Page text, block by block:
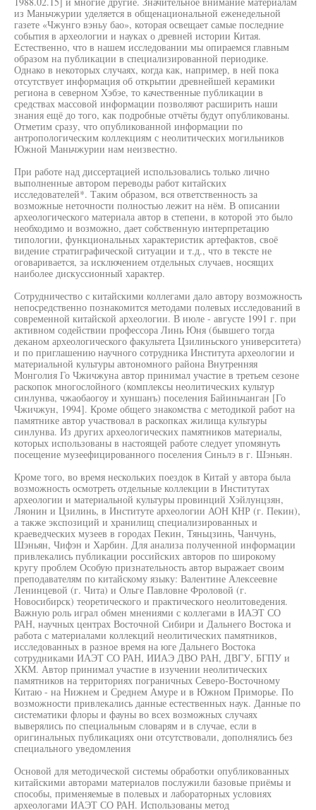
из Маньчжурии уделяется в общенациональной еженедельной
газете «Чжунго вэньу бао», которая освещает самые последние
события в археологии и науках о древней истории Китая.
Естественно, что в нашем исследовании мы опираемся главным
образом на публикации в специализированной периодике.
Однако в некоторых случаях, когда как, например, в ней пока
отсутствует информация об открытии древнейшей керамики
региона в северном Хэбэе, то качественные публикации в
средствах массовой информации позволяют расширить наши
знания ещё до того, как подробные отчёты будут опубликованы.
Отметим сразу, что опубликованной информации по
антропологическим коллекциям с неолитических могильников
Южной Маньчжурии нам неизвестно.
При работе над диссертацией использовались только лично
выполненные автором переводы работ китайских
исследователей*. Таким образом, вся ответственность за
возможные неточности полностью лежит на нём. В описании
археологического материала автор в степени, в которой это было
необходимо и возможно, дает собственную интерпретацию
типологии, функциональных характеристик артефактов, своё
видение стратиграфической ситуации и т.д., что в тексте не
оговаривается, за исключением отдельных случаев, носящих
наиболее дискуссионный характер.
Сотрудничество с китайскими коллегами дало автору возможность
непосредственно познакомится методами полевых исследований в
современной китайской археологии. В июле - августе 1991 г. при
активном содействии профессора Линь Юня (бывшего тогда
деканом археологического факультета Цзилиньского университета)
и по приглашению научного сотрудника Института археологии и
материальной культуры автономного района Внутренняя
Монголия Го Чжичжуна автор принимал участие в третьем сезоне
раскопок многослойного (комплексы неолитических культур
синлунва, чжаобаогоу и хуншанъ) поселения Байиньчанган [Го
Чжичжун, 1994]. Кроме общего знакомства с методикой работ на
памятнике автор участвовал в раскопках жилища культуры
синлунва. Из других археологических памятников материалы,
которых использованы в настоящей работе следует упомянуть
посещение музеефицированного поселения Синьлэ в г. Шэньян.
Кроме того, во время нескольких поездок в Китай у автора была
возможность осмотреть отдельные коллекции в Институтах
археологии и материальной культуры провинций Хэйлунцзян,
Ляонин и Цзилинь, в Институте археологии АОН КНР (г. Пекин),
а также экспозиций и хранилищ специализированных и
краеведческих музеев в городах Пекин, Тяньцзинь, Чанчунь,
Шэньян, Чифэн и Харбин. Для анализа полученной информации
привлекались публикации российских авторов по широкому
кругу проблем Особую признательность автор выражает своим
преподавателям по китайскому языку: Валентине Алексеевне
Ленинцевой (г. Чита) и Ольге Павловне Фроловой (г.
Новосибирск) теоретического и практического неолитоведения.
Важную роль играл обмен мнениями с коллегами в ИАЭТ СО
РАН, научных центрах Восточной Сибири и Дальнего Востока и
работа с материалами коллекций неолитических памятников,
исследованных в разное время на юге Дальнего Востока
сотрудниками ИАЭТ СО РАН, ИИАЭ ДВО РАН, ДВГУ, БГПУ и
ХКМ. Автор принимал участие в изучении неолитических
памятников на территориях пограничных Северо-Восточному
Китаю - на Нижнем и Среднем Амуре и в Южном Приморье. По
возможности привлекались данные естественных наук. Данные по
систематики флоры и фауны во всех возможных случаях
выверялись по специальным словарям и в случае, если в
оригинальных публикациях они отсутствовали, дополнялись без
специального уведомления
Основой для методической системы обработки опубликованных
китайскими авторами материалов послужили базовые приёмы и
способы, применяемые в полевых и лабораторных условиях
археологами ИАЭТ СО РАН. Использованы метод